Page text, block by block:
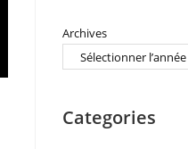
Archives
Categories